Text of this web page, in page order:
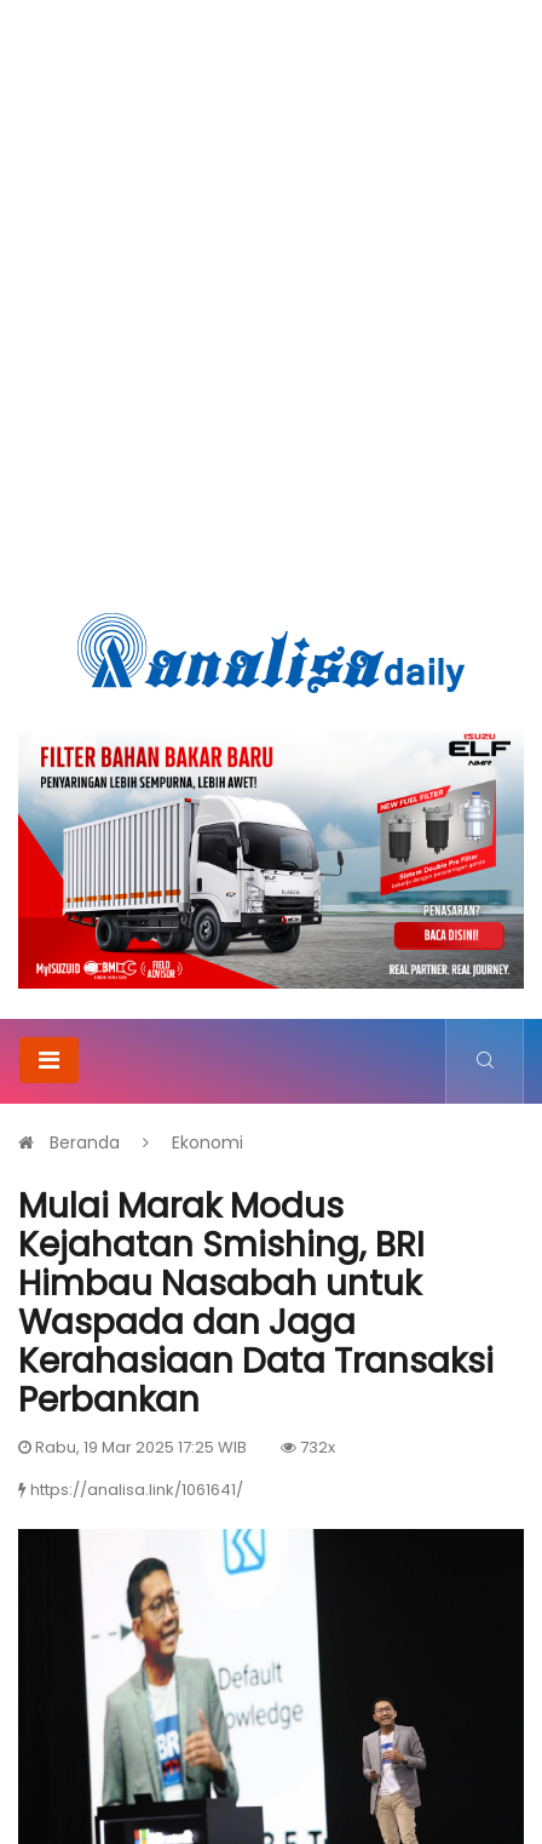
Beranda Ekonomi
Mulai Marak Modus
Kejahatan Smishing, BRI
Himbau Nasabah untuk
Waspada dan Jaga
Kerahasiaan Data Transaksi
Perbankan
Rabu, 19 Mar 2025 17:25 WIB
732x
https://analisa.link/1061641/